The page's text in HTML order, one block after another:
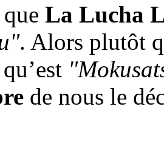
La Lucha
. Alors plutôt
de nous le